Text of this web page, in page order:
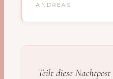
ANDREAS
Teilt diese